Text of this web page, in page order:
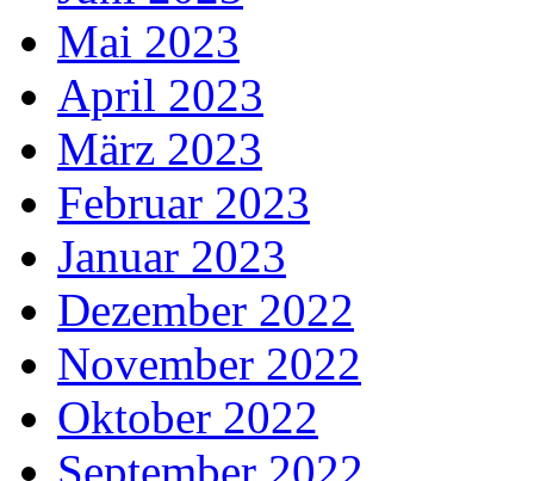
Mai 2023
April 2023
März 2023
Februar 2023
Januar 2023
Dezember 2022
November 2022
Oktober 2022